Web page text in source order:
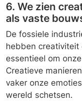
6. We zien
als vaste
De fossiele
hebben creativiteit
essentieel om
Creatieve
vaker onze
wereld schetsen.